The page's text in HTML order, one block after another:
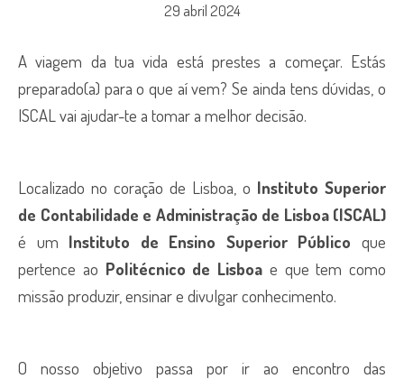
29 abril 2024
A viagem da tua vida está prestes a começar. Estás
preparado(a) para o que aí vem? Se ainda tens dúvidas, o
ISCAL vai ajudar-te a tomar a melhor decisão.
Localizado no coração de Lisboa, o Instituto Superior
de Contabilidade e Administração de Lisboa (ISCAL)
é um Instituto de Ensino Superior Público que
pertence ao Politécnico de Lisboa e que tem como
missão produzir, ensinar e divulgar conhecimento.
O nosso objetivo passa por ir ao encontro das